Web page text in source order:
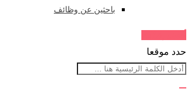
باحثين عن وظائف
حدد موقعا